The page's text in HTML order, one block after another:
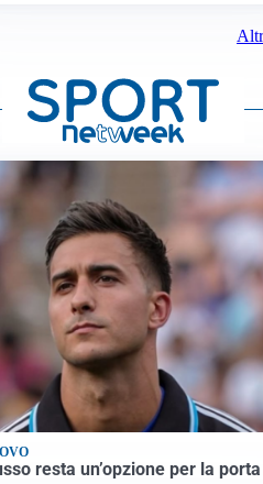
resta un’opzione per la porta